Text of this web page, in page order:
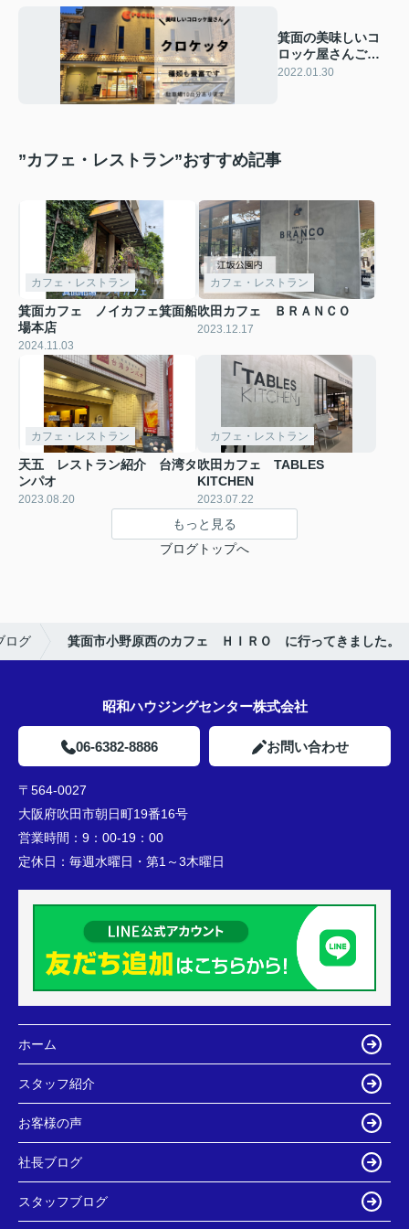
箕面の美味しいコ
ロッケ屋さんご紹
介 クロケッ
2022.01.30
”カフェ・レストラン”おすすめ記事
カフェ・レストラン
箕面カフェ ノイカフェ箕面船
場本店
2024.11.03
カフェ・レストラン
吹田カフェ ＢＲＡＮＣＯ
2023.12.17
カフェ・レストラン
天五 レストラン紹介 台湾タ
ンパオ
2023.08.20
カフェ・レストラン
吹田カフェ TABLES
KITCHEN
2023.07.22
もっと見る
ブログトップへ
ログ 箕面市小野原西のカフェ ＨＩＲＯ に行ってきました。
昭和ハウジングセンター株式会社
06-6382-8886 お問い合わせ
〒564-0027
大阪府吹田市朝日町19番16号
営業時間： 9：00-19：00
定休日： 毎週水曜日・第1～3木曜日
ホーム
スタッフ紹介
お客様の声
社長ブログ
スタッフブログ